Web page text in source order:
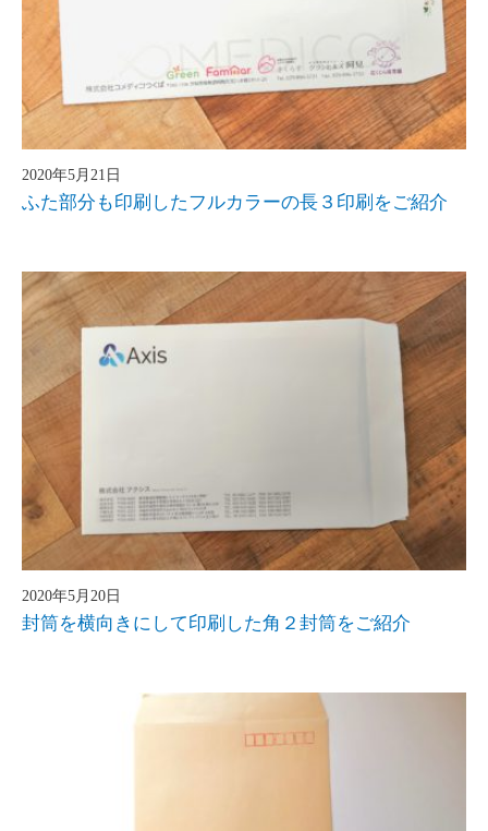
2020年5月21日
ふた部分も印刷したフルカラーの長３印刷をご紹介
2020年5月20日
封筒を横向きにして印刷した角２封筒をご紹介